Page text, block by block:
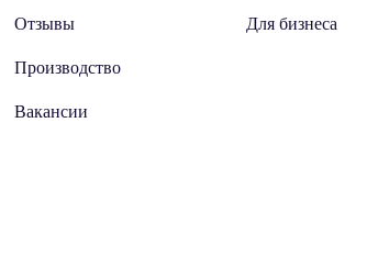
Отзывы
Производство
Вакансии
Для бизнеса